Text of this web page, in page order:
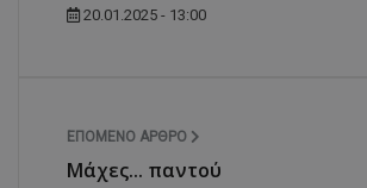
20.01.2025 - 13:00
ΕΠΌΜΕΝΟ ΆΡΘΡΟ
Μάχες... παντού